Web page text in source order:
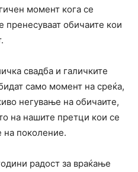
момент кога се
пренесуваат обичаите кои
свадба и галичките
само момент на среќа,
негување на обичаите,
на нашите претци кои се
на поколение.
радост за враќање